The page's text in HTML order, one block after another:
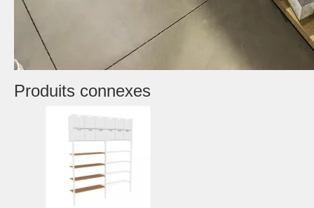
Produits connexes